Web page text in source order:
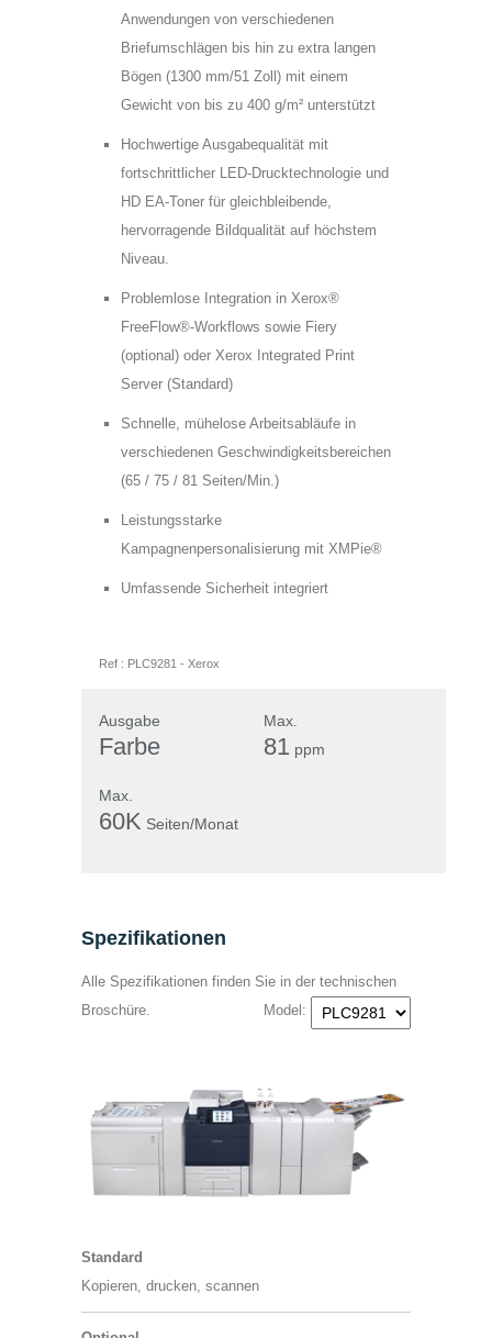
* =Pflichtfelder
Bitte
lasse
dieses
Feld
Bitte
lasse
dieses
Feld
Ja, ich habe die
Datenschutzerklärung zur Kenntnis
genommen und bin damit einverstanden,
dass die von mir angegebenen Daten
elektronisch erhoben und gespeichert
werden. Meine Daten werden dabei nur
streng zweckgebunden zur Bearbeitung
Verarbeitung einverstanden.
Anwendungen von verschiedenen
Briefumschlägen bis hin zu extra langen
Bögen (1300 mm/51 Zoll) mit einem
Gewicht von bis zu 400 g/m² unterstützt
Hochwertige Ausgabequalität mit
fortschrittlicher LED-Drucktechnologie und
HD EA-Toner für gleichbleibende,
hervorragende Bildqualität auf höchstem
Niveau.
Problemlose Integration in Xerox®
FreeFlow®-Workflows sowie Fiery
(optional) oder Xerox Integrated Print
Server (Standard)
Schnelle, mühelose Arbeitsabläufe in
verschiedenen Geschwindigkeitsbereichen
(65 / 75 / 81 Seiten/Min.)
Leistungsstarke
Kampagnenpersonalisierung mit XMPie®
Umfassende Sicherheit integriert
Ref : PLC9281 - Xerox
Ausgabe
Farbe
Max.
81 ppm
Max.
60K Seiten/Monat
Spezifikationen
Alle Spezifikationen finden Sie in der technischen
Broschüre.
Model:
Standard
Kopieren, drucken, scannen